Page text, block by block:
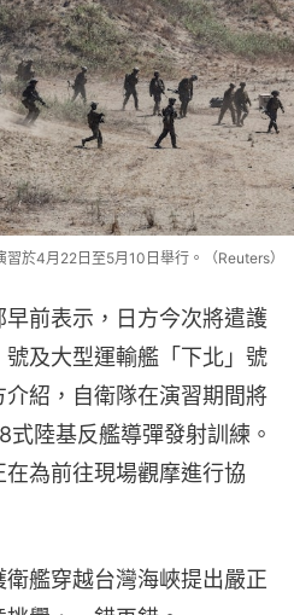
於4月22日至5月10日舉行。（Reuters）
前表示，日方今次將遣護
及大型運輸艦「下北」號
紹，自衛隊在演習期間將
陸基反艦導彈發射訓練。
為前往現場觀摩進行協
艦穿越台灣海峽提出嚴正